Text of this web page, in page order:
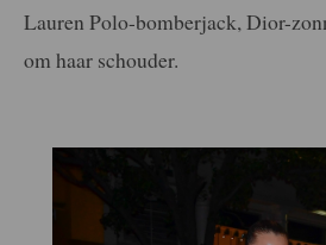
Lauren Polo-bomberjack, Dior-
om haar schouder.